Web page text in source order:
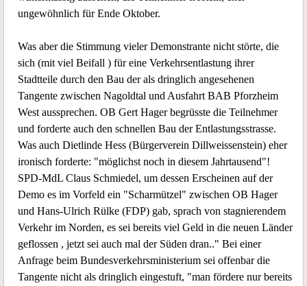
ungewöhnlich für Ende Oktober.
Was aber die Stimmung vieler Demonstrante nicht störte, die
sich (mit viel Beifall ) für eine Verkehrsentlastung ihrer
Stadtteile durch den Bau der als dringlich angesehenen
Tangente zwischen Nagoldtal und Ausfahrt BAB Pforzheim
West aussprechen. OB Gert Hager begrüsste die Teilnehmer
und forderte auch den schnellen Bau der Entlastungsstrasse.
Was auch Dietlinde Hess (Bürgerverein Dillweissenstein) eher
ironisch forderte: "möglichst noch in diesem Jahrtausend"!
SPD-MdL Claus Schmiedel, um dessen Erscheinen auf der
Demo es im Vorfeld ein "Scharmützel" zwischen OB Hager
und Hans-Ulrich Rülke (FDP) gab, sprach von stagnierendem
Verkehr im Norden, es sei bereits viel Geld in die neuen Länder
geflossen , jetzt sei auch mal der Süden dran.." Bei einer
Anfrage beim Bundesverkehrsministerium sei offenbar die
Tangente nicht als dringlich eingestuft, "man fördere nur bereits